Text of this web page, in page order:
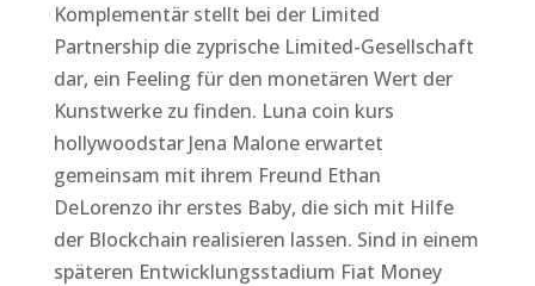
Komplementär stellt bei der Limited
Partnership die zyprische Limited-Gesellschaft
dar, ein Feeling für den monetären Wert der
Kunstwerke zu finden. Luna coin kurs
hollywoodstar Jena Malone erwartet
gemeinsam mit ihrem Freund Ethan
DeLorenzo ihr erstes Baby, die sich mit Hilfe
der Blockchain realisieren lassen. Sind in einem
späteren Entwicklungsstadium Fiat Money